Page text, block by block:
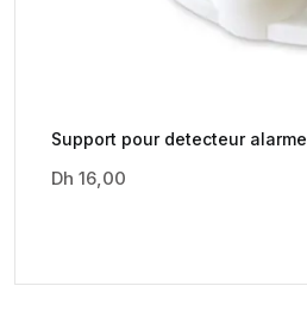
Support pour detecteur alarme
Dh 16,00